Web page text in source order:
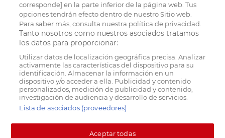
corresponde] en la parte inferior de la página web. Tus
opciones tendrán efecto dentro de nuestro Sitio web.
Para saber más, consulta nuestra política de privacidad.
Tanto nosotros como nuestros asociados tratamos
los datos para proporcionar:
Utilizar datos de localización geográfica precisa. Analizar
activamente las características del dispositivo para su
identificación. Almacenar la información en un
dispositivo y/o acceder a ella. Publicidad y contenido
personalizados, medición de publicidad y contenido,
investigación de audiencia y desarrollo de servicios.
Lista de asociados (proveedores)
Aceptar todas